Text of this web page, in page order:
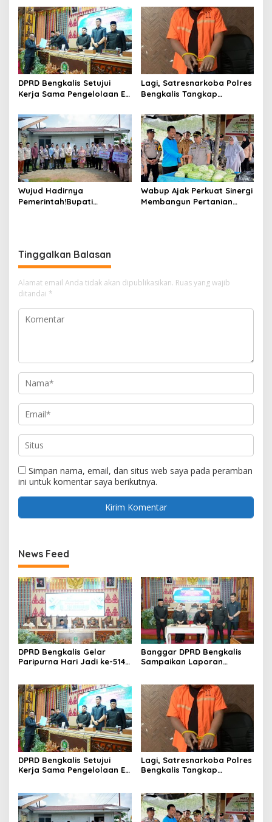
Semangat Membangun
Negeri Junjungan.
Pertanggungjawaban
Pelaksanaan APBD Tahun
Anggaran 2025
DPRD Bengkalis Setujui
Kerja Sama Pengelolaan E-
Sungai Selari.
Lagi, Satresnarkoba Polres
Bengkalis Tangkap
Air
Wujud Hadirnya
Pemerintah!Bupati
Wabup Ajak Perkuat Sinergi
Membangun Pertanian
Tinggalkan Balasan
Alamat email Anda tidak akan dipublikasikan. Ruas yang wajib
ditandai *
Simpan nama, email, dan situs web saya pada peramban
ini untuk komentar saya berikutnya.
News Feed
DPRD Bengkalis Gelar
Paripurna Hari Jadi ke-514
Negeri Junjungan.
Banggar DPRD Bengkalis
Sampaikan Laporan
Pelaksanaan APBD Tahun
Anggaran 2025
DPRD Bengkalis Setujui
Kerja Sama Pengelolaan E-
Lagi, Satresnarkoba Polres
Bengkalis Tangkap